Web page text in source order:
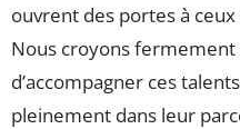
ouvrent des portes à
Nous croyons fermement
d’accompagner ces
pleinement dans leur